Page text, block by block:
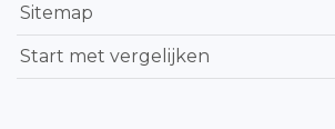
Sitemap
Start met vergelijken